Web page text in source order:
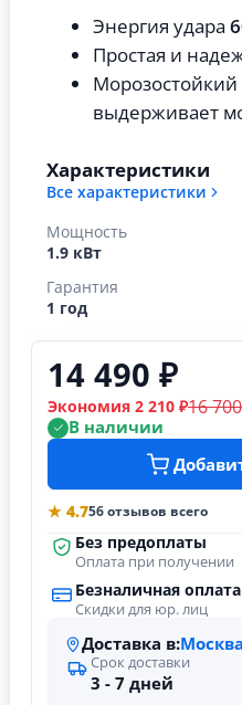
Энергия удара
Простая и
Морозостойкий
выдерживает
Характеристики
Все характеристики
Мощность
1.9 кВт
Гарантия
1 год
14 490 ₽
16
Экономия 2 210 ₽
В наличии
★ 4.756 отзывов всего
Без предоплаты
Оплата при получении
Безналичная оплата
Скидки для юр. лиц
Доставка в:Москва
Срок доставки
3 - 7 дней